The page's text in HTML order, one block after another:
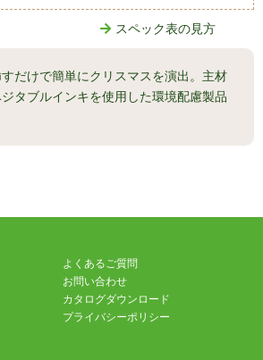
スペック表の見方
だけで簡単にクリスマスを演出。主材
タブルインキを使用した環境配慮製品
よくあるご質問
お問い合わせ
カタログダウンロード
プライバシーポリシー